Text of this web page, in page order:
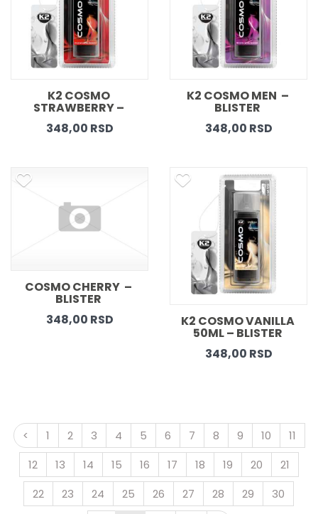
K2 COSMO
STRAWBERRY –
BLISTER
348,00 RSD
K2 COSMO MEN  –
BLISTER
348,00 RSD
COSMO CHERRY  –
BLISTER
348,00 RSD
K2 COSMO VANILLA
50ML – BLISTER
348,00 RSD
< 1 2 3 4 5 6 7 8 9 10
11
12
13 14 15 16 17 18 19 20
21
22
23 24 25 26 27 28 29
30